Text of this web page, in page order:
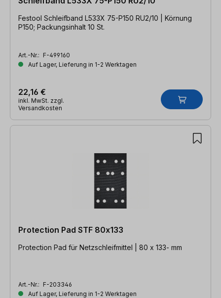
Festool Schleifband L533X 75-P150 RU2/10 | Körnung
P150; Packungsinhalt 10 St.
Art.-Nr.: F-499160
Auf Lager, Lieferung in 1-2 Werktagen
22,16 €
inkl. MwSt. zzgl.
Versandkosten
Protection Pad STF 80x133
Protection Pad für Netzschleifmittel | 80 x 133- mm
Art.-Nr.: F-203346
Auf Lager, Lieferung in 1-2 Werktagen